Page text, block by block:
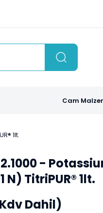
Cam
1lt.
-
N) TitriPUR® 1lt.
Dahil)